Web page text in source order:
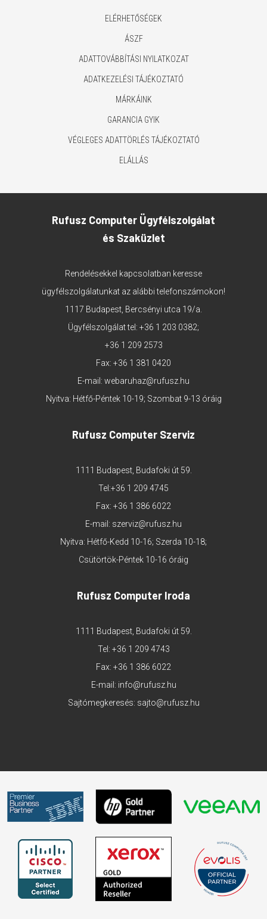
ELÉRHETŐSÉGEK
ÁSZF
ADATTOVÁBBÍTÁSI NYILATKOZAT
ADATKEZELÉSI TÁJÉKOZTATÓ
MÁRKÁINK
GARANCIA GYIK
VÉGLEGES ADATTÖRLÉS TÁJÉKOZTATÓ
ELÁLLÁS
Rufusz Computer Ügyfélszolgálat
és Szaküzlet
Rendelésekkel kapcsolatban keresse
ügyfélszolgálatunkat az alábbi telefonszámokon!
1117 Budapest, Bercsényi utca 19/a.
Ügyfélszolgálat tel: +36 1 203 0382;
+36 1 209 2573
Fax: +36 1 381 0420
E-mail: webaruhaz@rufusz.hu
Nyitva: Hétfő-Péntek 10-19; Szombat 9-13 óráig
Rufusz Computer Szerviz
1111 Budapest, Budafoki út 59.
Tel:+36 1 209 4745
Fax: +36 1 386 6022
E-mail: szerviz@rufusz.hu
Nyitva: Hétfő-Kedd 10-16; Szerda 10-18;
Csütörtök-Péntek 10-16 óráig
Rufusz Computer Iroda
1111 Budapest, Budafoki út 59.
Tel: +36 1 209 4743
Fax: +36 1 386 6022
E-mail: info@rufusz.hu
Sajtómegkeresés: sajto@rufusz.hu